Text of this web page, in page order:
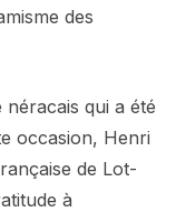
des
qui a été
occasion, Henri
de Lot-
à